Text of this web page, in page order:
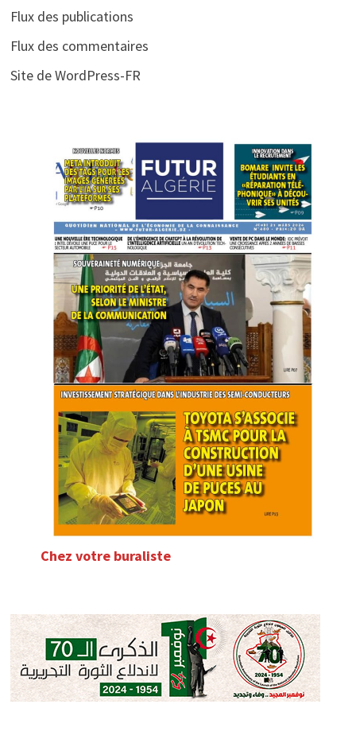
Flux des publications
Flux des commentaires
Site de WordPress-FR
Chez votre buraliste